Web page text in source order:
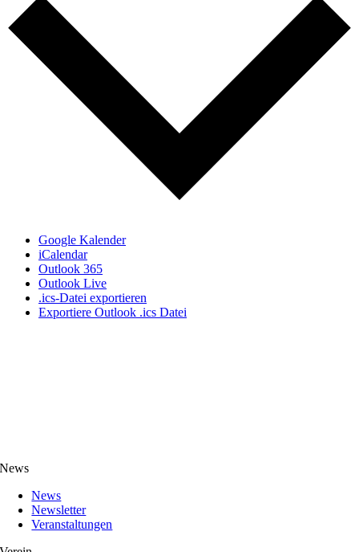
Google Kalender
iCalendar
Outlook 365
Outlook Live
.ics-Datei exportieren
Exportiere Outlook .ics Datei
News
News
Newsletter
Veranstaltungen